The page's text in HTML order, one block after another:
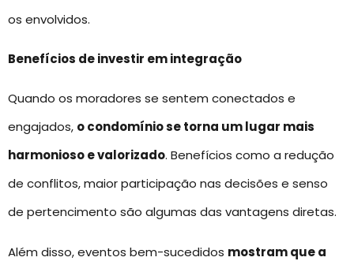
os envolvidos.
Benefícios de investir em integração
Quando os moradores se sentem conectados e
engajados, o condomínio se torna um lugar mais
harmonioso e valorizado. Benefícios como a redução
de conflitos, maior participação nas decisões e senso
de pertencimento são algumas das vantagens diretas.
Além disso, eventos bem-sucedidos mostram que a